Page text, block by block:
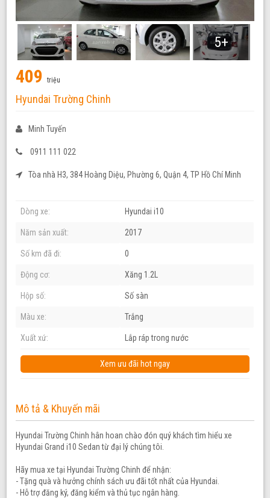
5+
409triệu
Hyundai Trường Chinh
Minh Tuyến
0911 111 022
Tòa nhà H3, 384 Hoàng Diệu, Phường 6, Quận 4, TP Hồ Chí Minh
Dòng xe: Hyundai i10
Năm sản xuất: 2017
Số km đã đi: 0
Động cơ: Xăng 1.2L
Hộp số: Số sàn
Màu xe: Trắng
Xuất xứ: Lắp ráp trong nước
Xem ưu đãi hot ngay
Mô tả & Khuyến mãi
Hyundai Trường Chinh hân hoan chào đón quý khách tìm hiểu xe
Hyundai Grand i10 Sedan từ đại lý chúng tôi.
Hãy mua xe tại Hyundai Trường Chinh để nhận:
- Tặng quà và hưởng chính sách ưu đãi tốt nhất của Hyundai.
- Hỗ trợ đăng ký, đăng kiểm và thủ tục ngân hàng.